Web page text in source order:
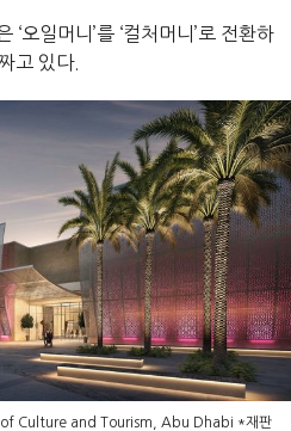
오일머니’를 ‘컬처머니’로 전환하
고 있다.
Culture and Tourism, Abu Dhabi *재판